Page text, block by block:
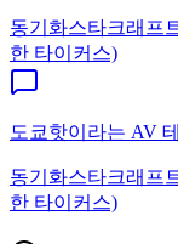
동기화스타크래프
한 타이커스)
도쿄핫이라는 AV
동기화스타크래프
한 타이커스)